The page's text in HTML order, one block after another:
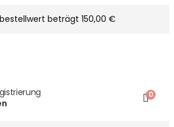
beträgt 150,00 €
0